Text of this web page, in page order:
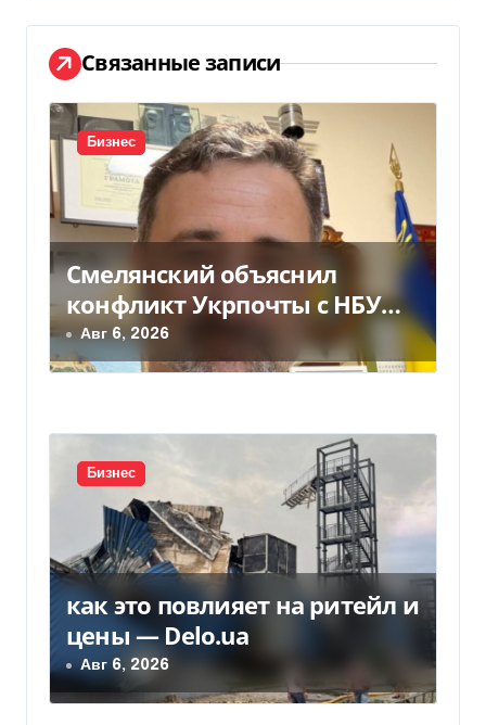
ц
и
я
п
о
з
а
п
и
с
я
Связанные записи
Бизнес
Смелянский объяснил
конфликт Укрпочты с НБУ
из-за платежек
Авг 6, 2026
Бизнес
как это повлияет на ритейл и
цены — Delo.ua
Авг 6, 2026